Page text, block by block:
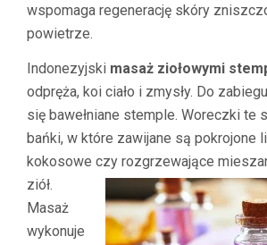
wspomaga regenerację skóry
powietrze.
Indonezyjski masaż ziołowymi
odpręża, koi ciało i zmysły. Do
się bawełniane stemple. Woreczki te
bańki, w które zawijane są pokrojone
kokosowe czy rozgrzewające
ziół.
Masaż
wykonuje